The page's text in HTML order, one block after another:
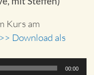
Kurs am
Download als
00:00